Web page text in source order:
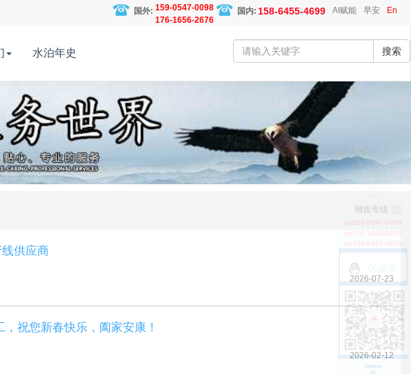
国外: 159-0547-0098
176-1656-2676
国内: 158-6455-4699 AI赋能 早安 En
水泊年史 搜索
供应商
2026-07-23
祝您新春快乐，阖家安康！
2026-02-12
159-0547-0098
176-1656-2676
158-6455-4699